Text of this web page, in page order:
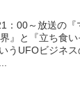
：00～放送の『
』と『立ち食
うUFOビジネ